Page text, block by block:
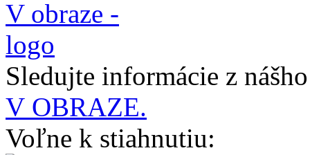
Sledujte informácie z
V OBRAZE.
Voľne k stiahnutiu: